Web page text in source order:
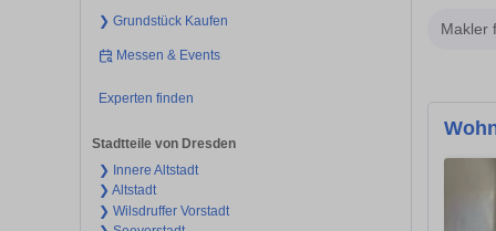
❯ Grundstück Kaufen
Messen & Events
Experten finden
Stadtteile von Dresden
❯ Innere Altstadt
❯ Altstadt
❯ Wilsdruffer Vorstadt
Makler